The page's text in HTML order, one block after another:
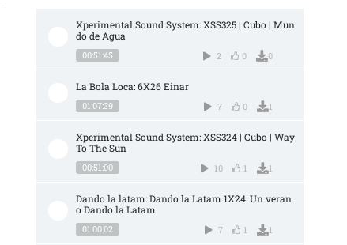
Xperimental Sound System: XSS325 | Cubo | Mun
do de Agua
00:51:45 2 0 0
La Bola Loca: 6X26 Einar
01:07:39 7 0 1
Xperimental Sound System: XSS324 | Cubo | Way
To The Sun
00:51:00 10 1 1
Dando la latam: Dando la Latam 1X24: Un veran
o Dando la Latam
01:00:02 7 1 1